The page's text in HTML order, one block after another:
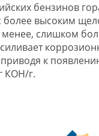
бензинов
более высоким
слишком
приводя к
КОН/г.